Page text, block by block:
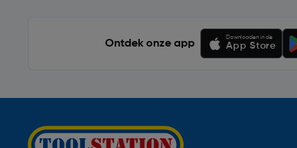
Ontdek onze app
Downloaden in de
App Store